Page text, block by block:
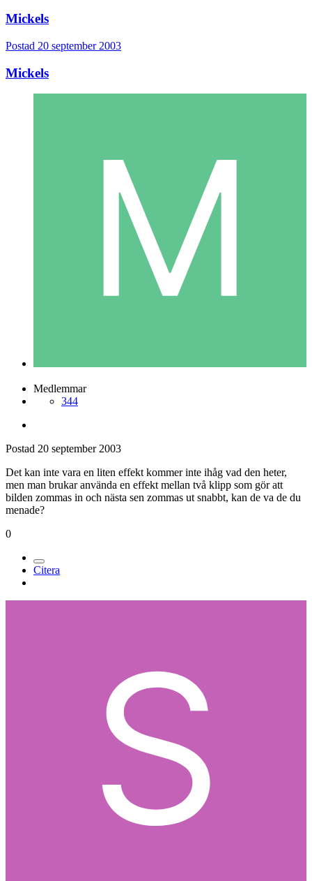
Mickels
Postad 20 september 2003
Mickels
Medlemmar
344
Postad 20 september 2003
Det kan inte vara en liten effekt kommer inte ihåg vad den heter,
men man brukar använda en effekt mellan två klipp som gör att
bilden zommas in och nästa sen zommas ut snabbt, kan de va de du
menade?
0
Citera